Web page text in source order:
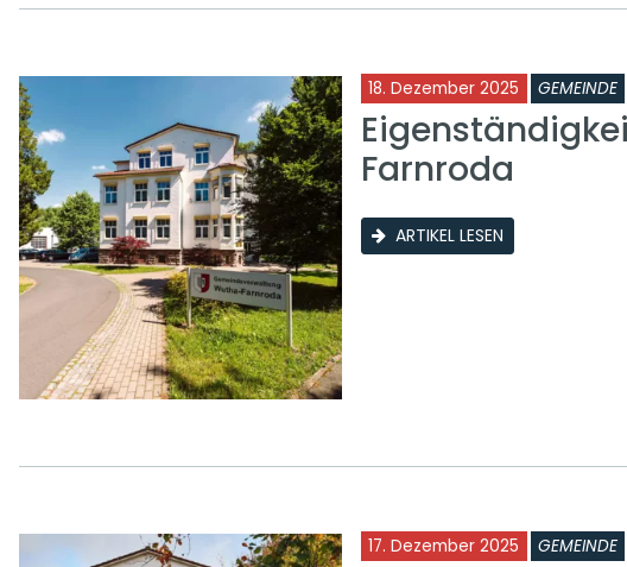
18. Dezember 2025 GEMEINDE
Farnroda
ARTIKEL LESEN
17. Dezember 2025 GEMEINDE